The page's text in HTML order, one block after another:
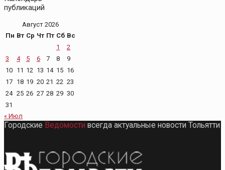
публикаций
Август 2026
Пн Вт Ср Чт Пт Сб Вс
1
2
3
4 5 6 7 8
9
10 11 12 13 14 15 16
17 18 19 20 21 22 23
24 25 26 27 28 29 30
31
« Июл
Городские Ведомости всегда актуальные новости Тольятти